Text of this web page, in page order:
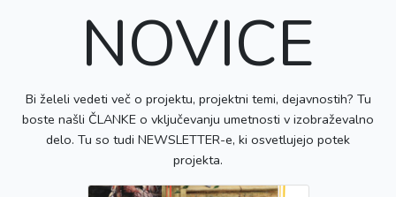
NOVICE
Bi želeli vedeti več o projektu, projektni temi, dejavnostih? Tu
boste našli ČLANKE o vključevanju umetnosti v izobraževalno
delo. Tu so tudi NEWSLETTER-e, ki osvetlujejo potek
projekta.